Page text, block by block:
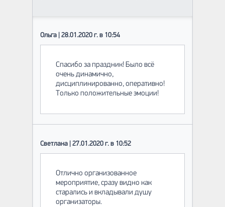
Ольга | 28.01.2020 г. в 10:54
Спасибо за праздник! Было всё
очень динамично,
дисциплинированно, оперативно!
Только положительные эмоции!
Светлана | 27.01.2020 г. в 10:52
Отлично организованное
мероприятие, сразу видно как
старались и вкладывали душу
организаторы.